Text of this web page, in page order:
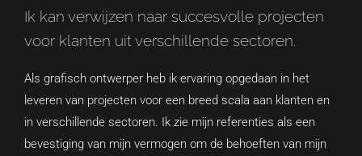
Ik kan verwijzen naar succesvolle projecten
voor klanten uit verschillende sectoren.
Als grafisch ontwerper heb ik ervaring opgedaan in het
leveren van projecten voor een breed scala aan klanten en
in verschillende sectoren. Ik zie mijn referenties als een
bevestiging van mijn vermogen om de behoeften van mijn